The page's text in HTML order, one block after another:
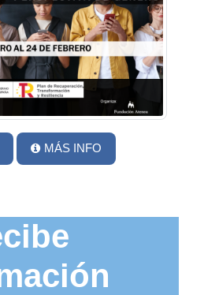
MÁS INFO